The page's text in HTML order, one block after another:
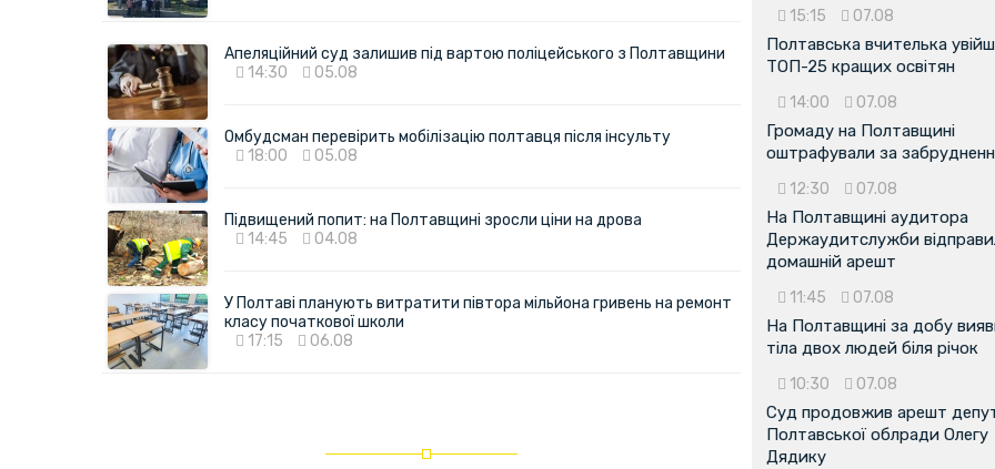
Апеляційний суд залишив під вартою поліцейського з Полтавщини
14:30
05.08
Омбудсман перевірить мобілізацію полтавця після інсульту
18:00
05.08
Підвищений попит: на Полтавщині зросли ціни на дрова
14:45
04.08
У Полтаві планують витратити півтора мільйона гривень на ремонт
класу початкової школи
17:15
06.08
15:15 07.08
Полтавська вчителька
ТОП-25 кращих освітян
14:00 07.08
Громаду на Полтавщині
оштрафували за
12:30 07.08
На Полтавщині аудитора
Держаудитслужби
домашній арешт
11:45 07.08
На Полтавщині за добу
тіла двох людей біля річок
10:30 07.08
Суд продовжив арешт
Полтавської облради Олегу
Дядику